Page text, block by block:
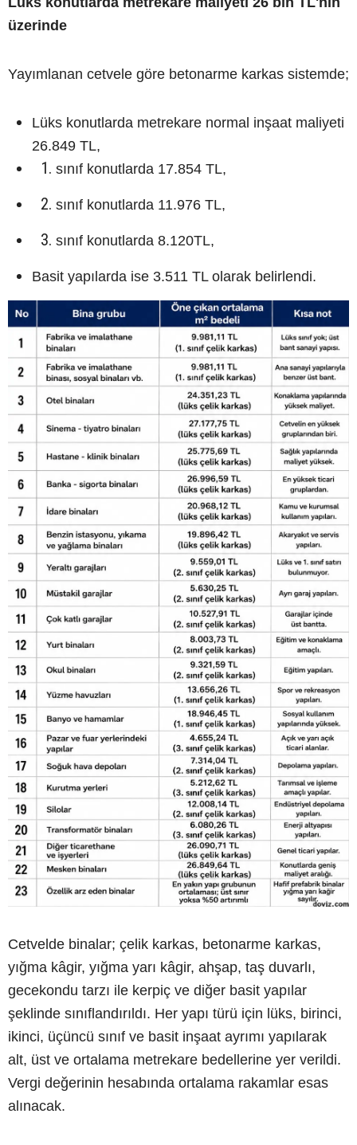
üzerinde
Yayımlanan cetvele göre betonarme karkas sistemde;
Lüks konutlarda metrekare normal inşaat maliyeti
26.849 TL,
sınıf konutlarda 17.854 TL,
sınıf konutlarda 11.976 TL,
sınıf konutlarda 8.120TL,
Basit yapılarda ise 3.511 TL olarak belirlendi.
Cetvelde binalar; çelik karkas, betonarme karkas,
yığma kâgir, yığma yarı kâgir, ahşap, taş duvarlı,
gecekondu tarzı ile kerpiç ve diğer basit yapılar
şeklinde sınıflandırıldı. Her yapı türü için lüks, birinci,
ikinci, üçüncü sınıf ve basit inşaat ayrımı yapılarak
alt, üst ve ortalama metrekare bedellerine yer verildi.
Vergi değerinin hesabında ortalama rakamlar esas
alınacak.